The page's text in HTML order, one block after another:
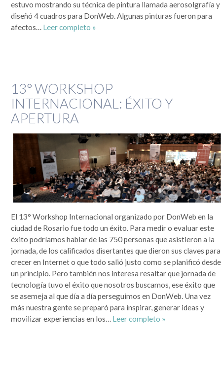
estuvo mostrando su técnica de pintura llamada aerosolgrafía y
diseñó 4 cuadros para DonWeb. Algunas pinturas fueron para
afectos… Leer completo »
13° WORKSHOP
INTERNACIONAL: ÉXITO Y
APERTURA
El 13° Workshop Internacional organizado por DonWeb en la
ciudad de Rosario fue todo un éxito. Para medir o evaluar este
éxito podríamos hablar de las 750 personas que asistieron a la
jornada, de los calificados disertantes que dieron sus claves para
crecer en Internet o que todo salió justo como se planificó desde
un principio. Pero también nos interesa resaltar que jornada de
tecnología tuvo el éxito que nosotros buscamos, ese éxito que
se asemeja al que día a día perseguimos en DonWeb. Una vez
más nuestra gente se preparó para inspirar, generar ideas y
movilizar experiencias en los… Leer completo »